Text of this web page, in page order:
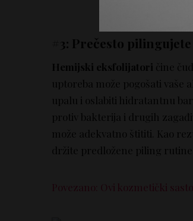
#3: Prečesto
Hemijski eksfolijatori čine
uptoreba može pogošati vaše
upalu i oslabiti hidratantnu
protiv bakterija i drugih
može adekvatno štititi. Kao
držite predložene piling rutine
Povezano: Ovi kozmetički